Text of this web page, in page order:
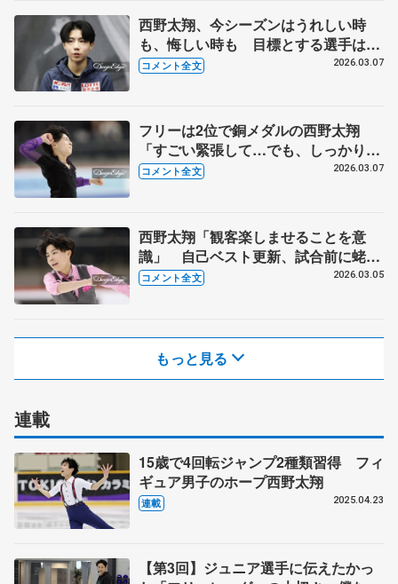
西野太翔、今シーズンはうれしい時
も、悔しい時も 目標とする選手はや
はり...【世界ジュニア選手権男子一夜
コメント全文 2026.03.07
フリーは2位で銅メダルの西野太翔
「すごい緊張して…でも、しっかりと
最後まで諦めずに滑りきれた」【世界
コメント全文 2026.03.07
西野太翔「観客楽しませることを意
識」 自己ベスト更新、試合前に蛯原
大弥と話したこと 【世界ジュニア選
コメント全文 2026.03.05
もっと見る
連載
15歳で4回転ジャンプ2種類習得 フィ
ギュア男子のホープ西野太翔
連載 2025.04.23
【第3回】ジュニア選手に伝えたかっ